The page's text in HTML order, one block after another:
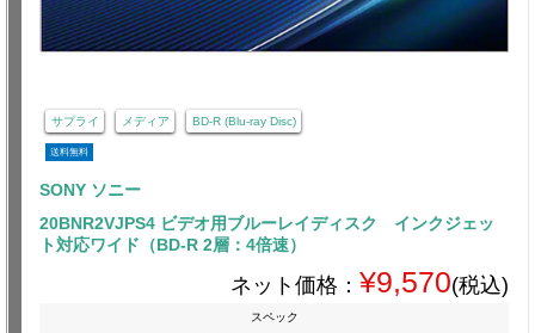
サプライ メディア BD-R (Blu-ray Disc)
送料無料
SONY ソニー
20BNR2VJPS4 ビデオ用ブルーレイディスク インクジェッ
ト対応ワイド（BD-R 2層：4倍速）
ネット価格： ¥9,570(税込)
スペック